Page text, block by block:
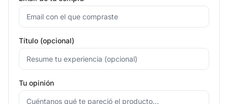
Título (opcional)
Tu opinión